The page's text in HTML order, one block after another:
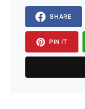
SHARE
PIN IT